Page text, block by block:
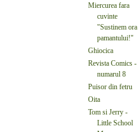
Miercurea fara
cuvinte
"Sustinem ora
pamantului!"
Ghiocica
Revista Comics -
numarul 8
Puisor din fetru
Oita
Tom si Jerry -
Little School